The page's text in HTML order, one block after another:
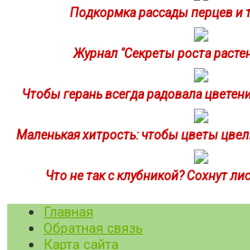
Подкормка рассады перцев и
Журнал "Секреты роста
Чтобы герань всегда радовала
Маленькая хитрость: чтобы цветы
Что не так с клубникой? Сохнут
Главная
Обратная связь
Карта сайта